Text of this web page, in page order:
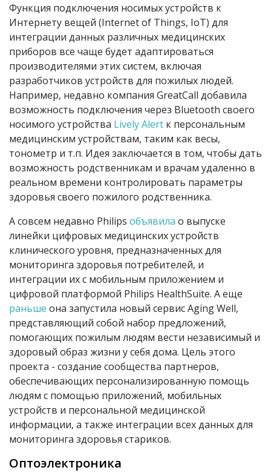
Функция подключения носимых устройств к
Интернету вещей (Internet of Things, IoT) для
интеграции данных различных медицинских
приборов все чаще будет адаптироваться
производителями этих систем, включая
разработчиков устройств для пожилых людей.
Например, недавно компания GreatCall добавила
возможность подключения через Bluetooth своего
носимого устройства Lively Alert к персональным
медицинским устройствам, таким как весы,
тонометр и т.п. Идея заключается в том, чтобы дать
возможность родственникам и врачам удаленно в
реальном времени контролировать параметры
здоровья своего пожилого родственника.
А совсем недавно Philips объявила о выпуске
линейки цифровых медицинских устройств
клинического уровня, предназначенных для
мониторинга здоровья потребителей, и
интеграции их с мобильным приложением и
цифровой платформой Philips HealthSuite. А еще
раньше она запустила новый сервис Aging Well,
представляющий собой набор предложений,
помогающих пожилым людям вести независимый и
здоровый образ жизни у себя дома. Цель этого
проекта - создание сообщества партнеров,
обеспечивающих персонализированную помощь
людям с помощью приложений, мобильных
устройств и персональной медицинской
информации, а также интеграции всех данных для
мониторинга здоровья стариков.
Оптоэлектроника